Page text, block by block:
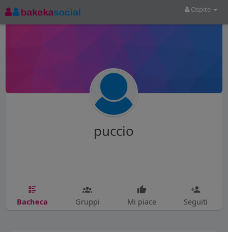
Ospite
puccio
Bacheca Gruppi Mi piace Seguiti